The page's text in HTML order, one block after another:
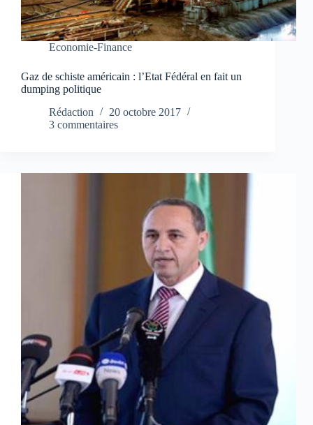
Economie-Finance
Gaz de schiste américain : l’Etat Fédéral en fait un
dumping politique
Rédaction
20 octobre 2017
3 commentaires